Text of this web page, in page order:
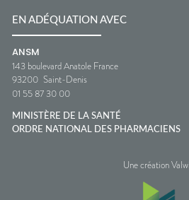
EN ADÉQUATION AVEC
ANSM
143 boulevard Anatole France
93200 Saint-Denis
01 55 87 30 00
MINISTÈRE DE LA SANTÉ
ORDRE NATIONAL DES PHARMACIENS
Une création